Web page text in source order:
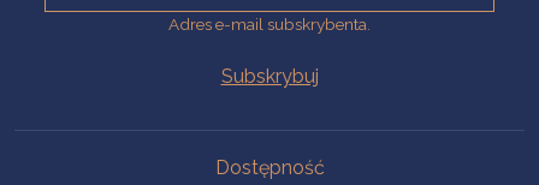
Adres e-mail subskrybenta.
Dostępność